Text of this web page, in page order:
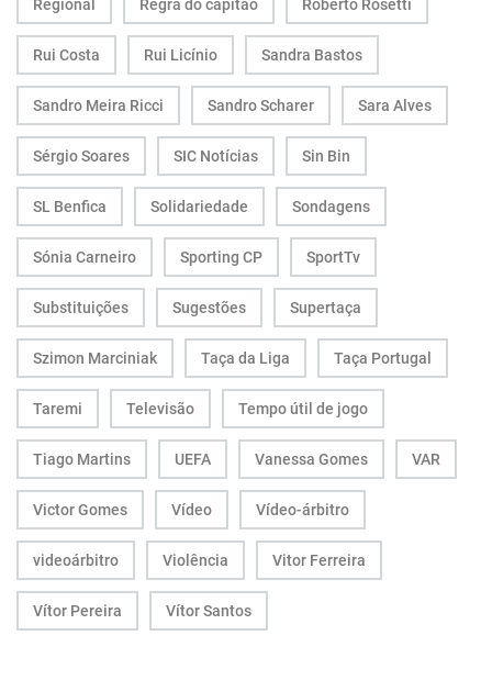
Regional Regra do capitão Roberto Rosetti
Rui Costa Rui Licínio Sandra Bastos
Sandro Meira Ricci Sandro Scharer Sara Alves
Sérgio Soares SIC Notícias Sin Bin
SL Benfica Solidariedade Sondagens
Sónia Carneiro Sporting CP SportTv
Substituições Sugestões Supertaça
Szimon Marciniak Taça da Liga Taça Portugal
Taremi Televisão Tempo útil de jogo
Tiago Martins UEFA Vanessa Gomes VAR
Victor Gomes Vídeo Vídeo-árbitro
videoárbitro Violência Vitor Ferreira
Vítor Pereira Vítor Santos